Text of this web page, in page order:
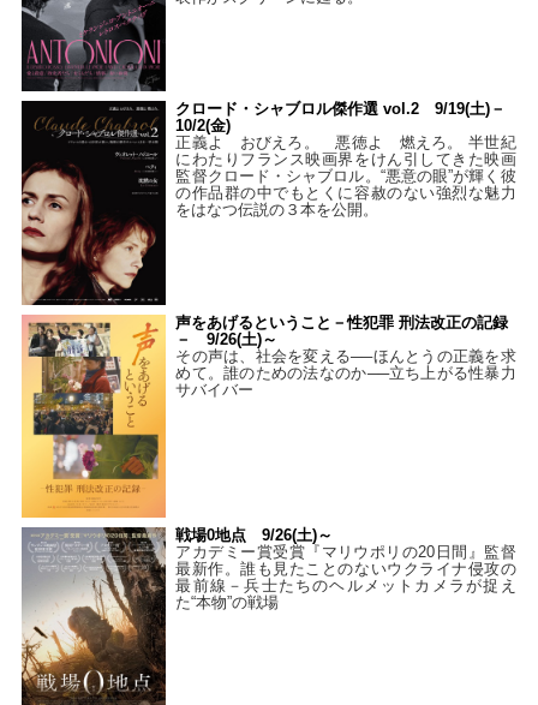
クロード・シャブロル傑作選 vol.2 9/19(土)－
10/2(金)
正義よ おびえろ。 悪徳よ 燃えろ。 半世紀
にわたりフランス映画界をけん引してきた映画
監督クロード・シャブロル。“悪意の眼”が輝く彼
の作品群の中でもとくに容赦のない強烈な魅力
をはなつ伝説の３本を公開。
声をあげるということ－性犯罪 刑法改正の記録
－ 9/26(土)～
その声は、社会を変える──ほんとうの正義を求
めて。誰のための法なのか──立ち上がる性暴力
サバイバー
戦場0地点 9/26(土)～
アカデミー賞受賞『マリウポリの20日間』監督
最新作。誰も見たことのないウクライナ侵攻の
最前線－兵士たちのヘルメットカメラが捉え
た“本物”の戦場